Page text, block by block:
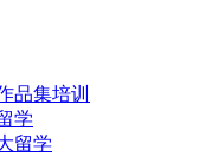
品集培训
学
留学